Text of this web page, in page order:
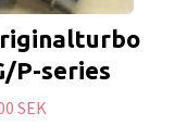
P-series
SEK